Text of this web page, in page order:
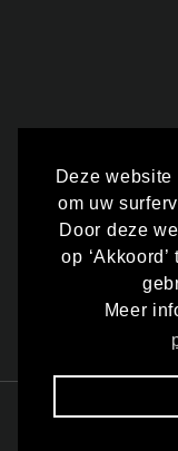
Deze
om uw
Door deze
op
Meer
2026Floramus.